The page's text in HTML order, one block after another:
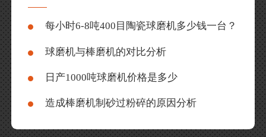
每小时6-8吨400目陶瓷球磨机多少钱一台？
球磨机与棒磨机的对比分析
日产1000吨球磨机价格是多少
造成棒磨机制砂过粉碎的原因分析